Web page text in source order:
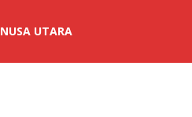
NUSA UTARA